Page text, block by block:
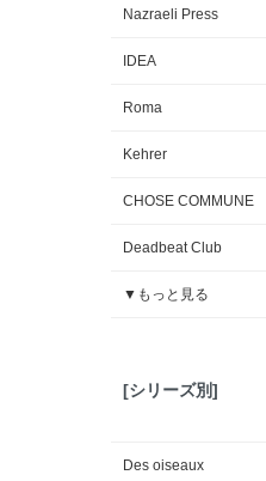
Nazraeli Press
IDEA
Roma
Kehrer
CHOSE COMMUNE
Deadbeat Club
▼もっと見る
[シリーズ別]
Des oiseaux